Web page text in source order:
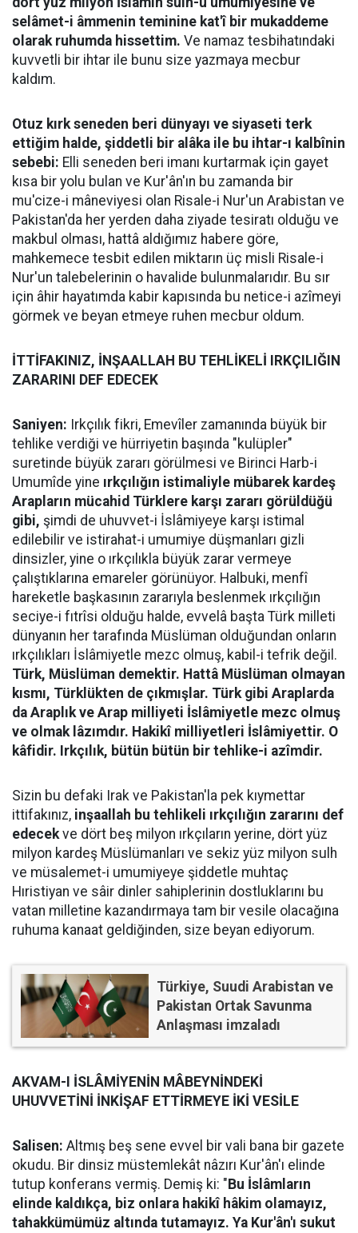
selâmet-i âmmenin teminine kat'î bir mukaddeme
olarak ruhumda hissettim. Ve namaz tesbihatındaki
kuvvetli bir ihtar ile bunu size yazmaya mecbur
kaldım.
Otuz kırk seneden beri dünyayı ve siyaseti terk
ettiğim halde, şiddetli bir alâka ile bu ihtar-ı kalbînin
sebebi: Elli seneden beri imanı kurtarmak için gayet
kısa bir yolu bulan ve Kur'ân'ın bu zamanda bir
mu'cize-i mâneviyesi olan Risale-i Nur'un Arabistan ve
Pakistan'da her yerden daha ziyade tesiratı olduğu ve
makbul olması, hattâ aldığımız habere göre,
mahkemece tesbit edilen miktarın üç misli Risale-i
Nur'un talebelerinin o havalide bulunmalarıdır. Bu sır
için âhir hayatımda kabir kapısında bu netice-i azîmeyi
görmek ve beyan etmeye ruhen mecbur oldum.
İTTİFAKINIZ, İNŞAALLAH BU TEHLİKELİ IRKÇILIĞIN
ZARARINI DEF EDECEK
Saniyen: Irkçılık fikri, Emevîler zamanında büyük bir
tehlike verdiği ve hürriyetin başında "kulüpler"
suretinde büyük zararı görülmesi ve Birinci Harb-i
Umumîde yine ırkçılığın istimaliyle mübarek kardeş
Arapların mücahid Türklere karşı zararı görüldüğü
gibi, şimdi de uhuvvet-i İslâmiyeye karşı istimal
edilebilir ve istirahat-i umumiye düşmanları gizli
dinsizler, yine o ırkçılıkla büyük zarar vermeye
çalıştıklarına emareler görünüyor. Halbuki, menfî
hareketle başkasının zararıyla beslenmek ırkçılığın
seciye-i fıtrîsi olduğu halde, evvelâ başta Türk milleti
dünyanın her tarafında Müslüman olduğundan onların
ırkçılıkları İslâmiyetle mezc olmuş, kabil-i tefrik değil.
Türk, Müslüman demektir. Hattâ Müslüman olmayan
kısmı, Türklükten de çıkmışlar. Türk gibi Araplarda
da Araplık ve Arap milliyeti İslâmiyetle mezc olmuş
ve olmak lâzımdır. Hakikî milliyetleri İslâmiyettir. O
kâfidir. Irkçılık, bütün bütün bir tehlike-i azîmdir.
Sizin bu defaki Irak ve Pakistan'la pek kıymettar
ittifakınız, inşaallah bu tehlikeli ırkçılığın zararını def
edecekve dört beş milyon ırkçıların yerine, dört yüz
milyon kardeş Müslümanları ve sekiz yüz milyon sulh
ve müsalemet-i umumiyeye şiddetle muhtaç
Hıristiyan ve sâir dinler sahiplerinin dostluklarını bu
vatan milletine kazandırmaya tam bir vesile olacağına
ruhuma kanaat geldiğinden, size beyan ediyorum.
Türkiye, Suudi Arabistan ve
Pakistan Ortak Savunma
Anlaşması imzaladı
AKVAM-I İSLÂMİYENİN MÂBEYNİNDEKİ
UHUVVETİNİ İNKİŞAF ETTİRMEYE İKİ VESİLE
Salisen: Altmış beş sene evvel bir vali bana bir gazete
okudu. Bir dinsiz müstemlekât nâzırı Kur'ân'ı elinde
tutup konferans vermiş. Demiş ki: " Bu İslâmların
elinde kaldıkça, biz onlara hakikî hâkim olamayız,
tahakkümümüz altında tutamayız. Ya Kur'ân'ı sukut